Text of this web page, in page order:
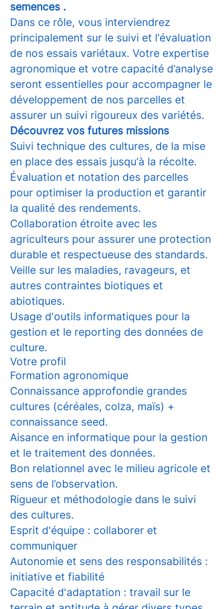
semences .
Dans ce rôle, vous interviendrez
principalement sur le suivi et l’évaluation
de nos essais variétaux. Votre expertise
agronomique et votre capacité d’analyse
seront essentielles pour accompagner le
développement de nos parcelles et
assurer un suivi rigoureux des variétés.
Découvrez vos futures missions
Suivi technique des cultures, de la mise
en place des essais jusqu’à la récolte.
Évaluation et notation des parcelles
pour optimiser la production et garantir
la qualité des rendements.
Collaboration étroite avec les
agriculteurs pour assurer une protection
durable et respectueuse des standards.
Veille sur les maladies, ravageurs, et
autres contraintes biotiques et
abiotiques.
Usage d'outils informatiques pour la
gestion et le reporting des données de
culture.
Votre profil
Formation agronomique
Connaissance approfondie grandes
cultures (céréales, colza, maïs) +
connaissance seed.
Aisance en informatique pour la gestion
et le traitement des données.
Bon relationnel avec le milieu agricole et
sens de l’observation.
Rigueur et méthodologie dans le suivi
des cultures.
Esprit d'équipe : collaborer et
communiquer
Autonomie et sens des responsabilités :
initiative et fiabilité
Capacité d'adaptation : travail sur le